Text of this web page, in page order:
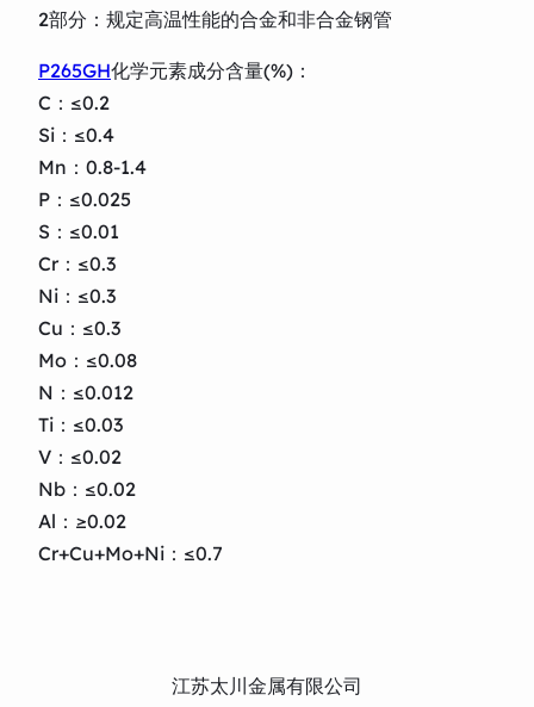
2部分：规定高温性能的合金和非合金钢管
P265GH化学元素成分含量(%)：
C：≤0.2
Si：≤0.4
Mn：0.8-1.4
P：≤0.025
S：≤0.01
Cr：≤0.3
Ni：≤0.3
Cu：≤0.3
Mo：≤0.08
N：≤0.012
Ti：≤0.03
V：≤0.02
Nb：≤0.02
Al：≥0.02
Cr+Cu+Mo+Ni：≤0.7
江苏太川金属有限公司